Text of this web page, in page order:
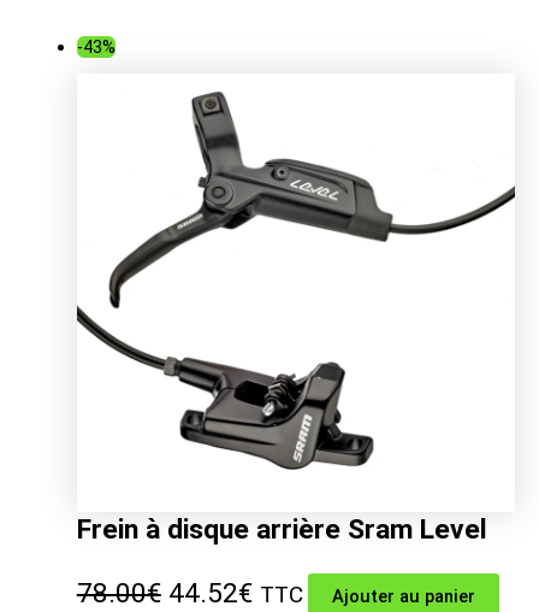
-43%
Frein à disque arrière Sram Level
78.00€ Le
44.52€Le
TTC Ajouter au panier